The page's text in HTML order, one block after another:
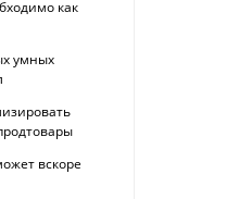
как
умных
вскоре